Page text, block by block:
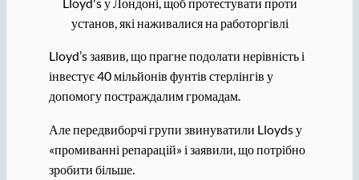
установ, які наживалися на работоргівлі
Lloyd’s заявив, що прагне подолати нерівність і
інвестує 40 мільйонів фунтів стерлінгів у
допомогу постраждалим громадам.
Але передвиборчі групи звинуватили Lloyds у
«промиванні репарацій» і заявили, що потрібно
зробити більше.